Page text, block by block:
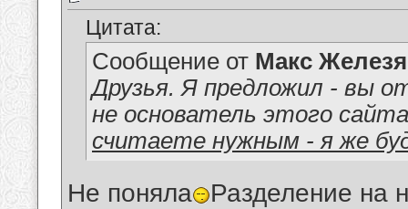
Цитата:
Сообщение от Макс
Друзья. Я предложил - вы
не основатель этого
считаете нужным - я же
Не поняла
Разделение на